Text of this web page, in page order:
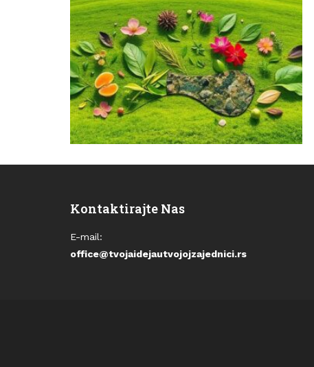
Kontaktirajte Nas
E-mail:
office@tvojaidejautvojojzajednici.rs